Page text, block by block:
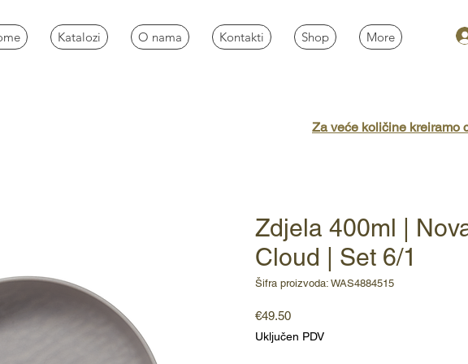
Katalozi O nama Kontakti Shop More
Zdjela 400ml |
Cloud | Set 6/1
Šifra proizvoda: WAS4884515
€49.50Cijena
Uključen PDV
Za veće količine kreiramo